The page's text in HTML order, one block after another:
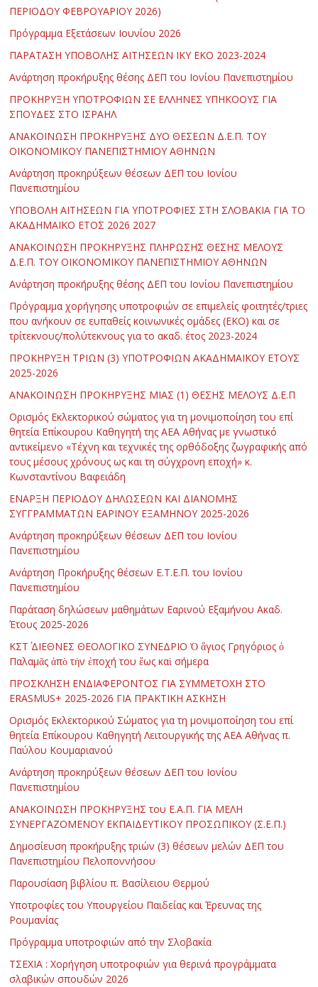
ΠΕΡΙΟΔΟΥ ΦΕΒΡΟΥΑΡΙΟΥ 2026)
Πρόγραμμα Εξετάσεων Ιουνίου 2026
ΠΑΡΑΤΑΣΗ ΥΠΟΒΟΛΗΣ ΑΙΤΗΣΕΩΝ ΙΚΥ ΕΚΟ 2023-2024
Ανάρτηση προκήρυξης θέσης ΔΕΠ του Ιονίου Πανεπιστημίου
ΠΡΟΚΗΡΥΞΗ ΥΠΟΤΡΟΦΙΩΝ ΣΕ ΕΛΛΗΝΕΣ ΥΠΗΚΟΟΥΣ ΓΙΑ
ΣΠΟΥΔΕΣ ΣΤΟ ΙΣΡΑΗΛ
ΑΝΑΚΟΙΝΩΣΗ ΠΡΟΚΗΡΥΞΗΣ ΔΥΟ ΘΕΣΕΩΝ Δ.Ε.Π. ΤΟΥ
ΟΙΚΟΝΟΜΙΚΟΥ ΠΑΝΕΠΙΣΤΗΜΙΟΥ ΑΘΗΝΩΝ
Ανάρτηση προκηρύξεων θέσεων ΔΕΠ του Ιονίου
Πανεπιστημίου
ΥΠΟΒΟΛΗ ΑΙΤΗΣΕΩΝ ΓΙΑ ΥΠΟΤΡΟΦΙΕΣ ΣΤΗ ΣΛΟΒΑΚΙΑ ΓΙΑ ΤΟ
ΑΚΑΔΗΜΑΪΚΟ ΕΤΟΣ 2026 2027
ΑΝΑΚΟΙΝΩΣΗ ΠΡΟΚΗΡΥΞΗΣ ΠΛΗΡΩΣΗΣ ΘΕΣΗΣ ΜΕΛΟΥΣ
Δ.Ε.Π. ΤΟΥ ΟΙΚΟΝΟΜΙΚΟΥ ΠΑΝΕΠΙΣΤΗΜΙΟΥ ΑΘΗΝΩΝ
Ανάρτηση προκήρυξης θέσης ΔΕΠ του Ιονίου Πανεπιστημίου
Πρόγραμμα χορήγησης υποτροφιών σε επιμελείς φοιτητές/τριες
που ανήκουν σε ευπαθείς κοινωνικές ομάδες (ΕΚΟ) και σε
τρίτεκνους/πολύτεκνους για το ακαδ. έτος 2023-2024
ΠΡΟΚΗΡΥΞΗ ΤΡΙΩΝ (3) ΥΠΟΤΡΟΦΙΩΝ ΑΚΑΔΗΜΑΪΚΟΥ ΕΤΟΥΣ
2025-2026
ΑΝΑΚΟΙΝΩΣΗ ΠΡΟΚΗΡΥΞΗΣ ΜΙΑΣ (1) ΘΕΣΗΣ ΜΕΛΟΥΣ Δ.Ε.Π
Ορισμός Εκλεκτορικού σώματος για τη μονιμοποίηση του επί
θητεία Επίκουρου Καθηγητή της ΑΕΑ Αθήνας με γνωστικό
αντικείμενο «Τέχνη και τεχνικές της ορθόδοξης ζωγραφικής από
τους μέσους χρόνους ως και τη σύγχρονη εποχή» κ.
Κωνσταντίνου Βαφειάδη
ΕΝΑΡΞΗ ΠΕΡΙΟΔΟΥ ΔΗΛΩΣΕΩΝ ΚΑΙ ΔΙΑΝΟΜΗΣ
ΣΥΓΓΡΑΜΜΑΤΩΝ ΕΑΡΙΝΟΥ ΕΞΑΜΗΝΟΥ 2025-2026
Ανάρτηση προκηρύξεων θέσεων ΔΕΠ του Ιονίου
Πανεπιστημίου
Ανάρτηση Προκήρυξης θέσεων Ε.Τ.Ε.Π. του Ιονίου
Πανεπιστημίου
Παράταση δηλώσεων μαθημάτων Εαρινού Εξαμήνου Ακαδ.
Έτους 2025-2026
ΚΣΤ΄ ΔΙΕΘΝΕΣ ΘΕΟΛΟΓΙΚΟ ΣΥΝΕΔΡΙΟ Ὁ ἅγιος Γρηγόριος ὁ
Παλαμᾶς ἀπὸ τὴν ἐποχή του ἕως καὶ σήμερα
ΠΡΟΣΚΛΗΣΗ ΕΝΔΙΑΦΕΡΟΝΤΟΣ ΓΙΑ ΣΥΜΜΕΤΟΧΗ ΣΤΟ
ERASMUS+ 2025-2026 ΓΙΑ ΠΡΑΚΤΙΚΗ ΑΣΚΗΣΗ
Ορισμός Εκλεκτορικού Σώματος για τη μονιμοποίηση του επί
θητεία Επίκουρου Καθηγητή Λειτουργικής της ΑΕΑ Αθήνας π.
Παύλου Κουμαριανού
Ανάρτηση προκηρύξεων θέσεων ΔΕΠ του Ιονίου
Πανεπιστημίου
ΑΝΑΚΟΙΝΩΣΗ ΠΡΟΚΗΡΥΞΗΣ του Ε.Α.Π. ΓΙΑ ΜΕΛΗ
ΣΥΝΕΡΓΑΖΟΜΕΝΟΥ ΕΚΠΑΙΔΕΥΤΙΚΟΥ ΠΡΟΣΩΠΙΚΟΥ (Σ.Ε.Π.)
Δημοσίευση προκήρυξης τριών (3) θέσεων μελών ΔΕΠ του
Πανεπιστημίου Πελοποννήσου
Παρουσίαση βιβλίου π. Βασίλειου Θερμού
Υποτροφίες του Υπουργείου Παιδείας και Έρευνας της
Ρουμανίας
Πρόγραμμα υποτροφιών από την Σλοβακία
ΤΣΕΧΙΑ : Χορήγηση υποτροφιών για θερινά προγράμματα
σλαβικών σπουδών 2026